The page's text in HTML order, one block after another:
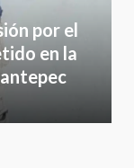
por el
en la